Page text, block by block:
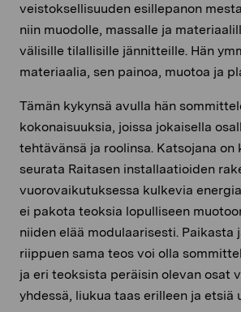
veistoksellisuuden esillepanon
niin muodolle, massalle ja
välisille tilallisille jännitteille. Hän
materiaalia, sen painoa, muotoa ja
Tämän kykynsä avulla hän
kokonaisuuksia, joissa jokaisella
tehtävänsä ja roolinsa. Katsojana on
seurata Raitasen installaatioiden
vuorovaikutuksessa kulkevia
ei pakota teoksia lopulliseen
niiden elää modulaarisesti. Paikasta
riippuen sama teos voi olla
ja eri teoksista peräisin olevan osat
yhdessä, liukua taas erilleen ja etsiä